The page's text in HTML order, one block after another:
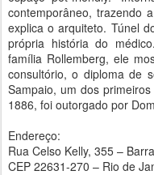
contemporâneo, trazendo
explica o arquiteto. Túnel
própria história do
família Rollemberg, ele
consultório, o diploma de
Sampaio, um dos
1886, foi outorgado por
Endereço:
Rua Celso Kelly, 355 –
CEP 22631-270 – Rio de